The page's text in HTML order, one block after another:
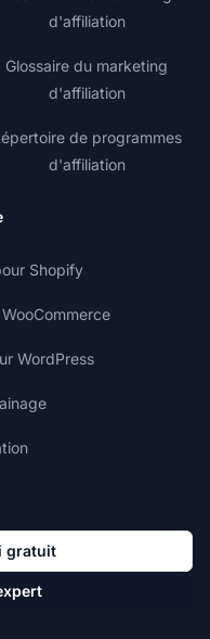
d'affiliation
Glossaire du marketing
d'affiliation
de programmes
d'affiliation
Shopify
WordPress
gratuit